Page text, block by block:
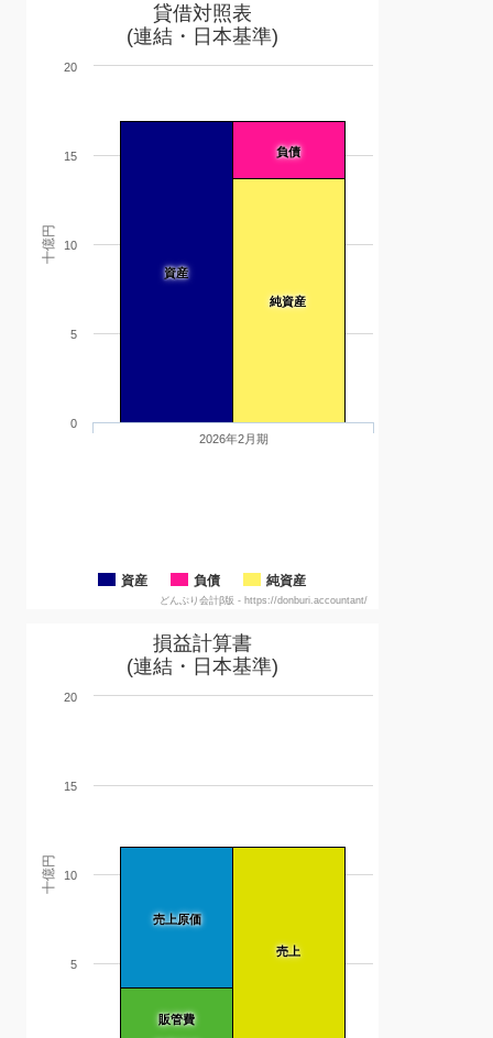
十億円
貸借対照表
(連結・日本基準)
資産
負債
純資産
資産 負債 純資産
2026年2月期
0
5
10
15
20
どんぶり会計β版 - https://donburi.accountant/
十億円
損益計算書
(連結・日本基準)
売上原価
販管費
売上
5
10
15
20